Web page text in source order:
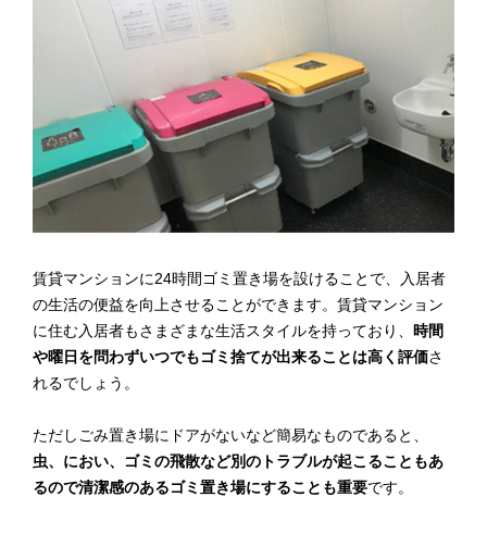
賃貸マンションに24時間ゴミ置き場を設けることで、入居者
の生活の便益を向上させることができます。賃貸マンション
に住む入居者もさまざまな生活スタイルを持っており、 時間
や曜日を問わずいつでもゴミ捨てが出来ることは高く評価さ
れるでしょう。
ただしごみ置き場にドアがないなど簡易なものであると、
虫、におい、ゴミの飛散など別のトラブルが起こることもあ
るので清潔感のあるゴミ置き場にすることも重要です。